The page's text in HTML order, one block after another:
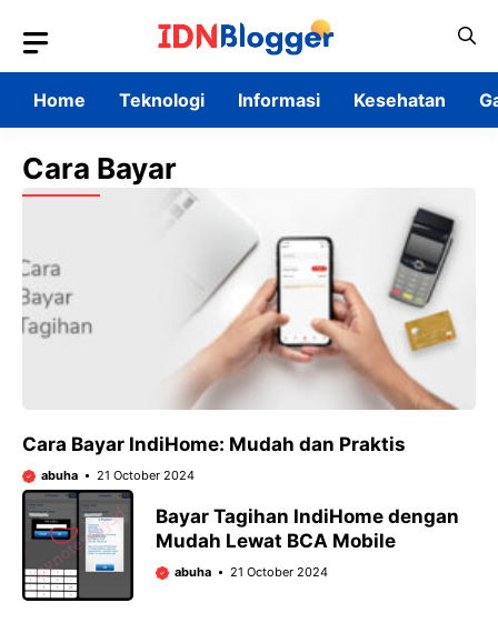
content
Home
Teknologi Informasi Kesehatan
Cara Bayar
Cara Bayar IndiHome: Mudah dan Praktis
abuha 21 October 2024
Bayar Tagihan IndiHome dengan
Mudah Lewat BCA Mobile
abuha 21 October 2024